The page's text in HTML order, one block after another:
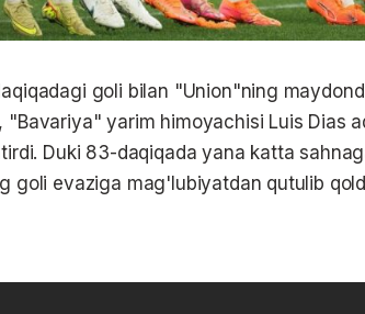
goli bilan "Union"ning
"Bavariya" yarim himoyachisi Luis Dias
Duki 83-daqiqada yana katta
goli evaziga mag'lubiyatdan qutulib